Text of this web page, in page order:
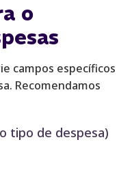
o
campos específicos
Recomendamos
tipo de despesa)